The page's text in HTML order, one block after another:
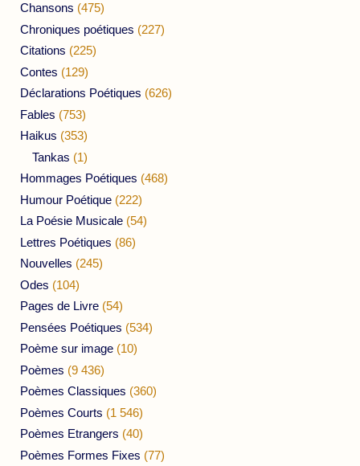
Chansons (475)
Chroniques poétiques (227)
Citations (225)
Contes (129)
Déclarations Poétiques (626)
Fables (753)
Haikus (353)
Tankas (1)
Hommages Poétiques (468)
Humour Poétique (222)
La Poésie Musicale (54)
Lettres Poétiques (86)
Nouvelles (245)
Odes (104)
Pages de Livre (54)
Pensées Poétiques (534)
Poème sur image (10)
Poèmes (9 436)
Poèmes Classiques (360)
Poèmes Courts (1 546)
Poèmes Etrangers (40)
Poèmes Formes Fixes (77)